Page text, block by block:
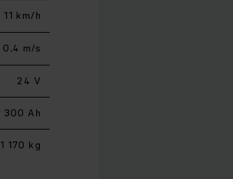
11 km/h
0,4 m/s
24 V
300 Ah
1 170 kg